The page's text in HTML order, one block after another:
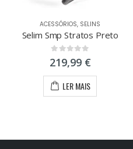
ACESSÓRIOS, SELINS
Selim Smp Stratos Preto
0 out of 5
219,99 €
LER MAIS